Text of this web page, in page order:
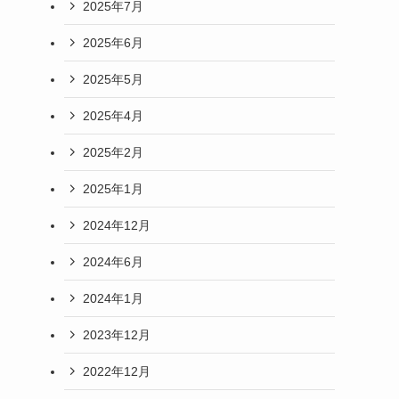
2025年7月
2025年6月
2025年5月
2025年4月
2025年2月
2025年1月
2024年12月
2024年6月
2024年1月
2023年12月
2022年12月